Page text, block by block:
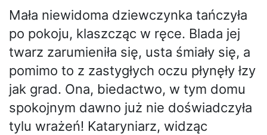
Mała niewidoma dziewczynka tańczyła
po pokoju, klaszcząc w ręce. Blada jej
twarz zarumieniła się, usta śmiały się, a
pomimo to z zastygłych oczu płynęły łzy
jak grad. Ona, biedactwo, w tym domu
spokojnym dawno już nie doświadczyła
tylu wrażeń! Kataryniarz, widząc